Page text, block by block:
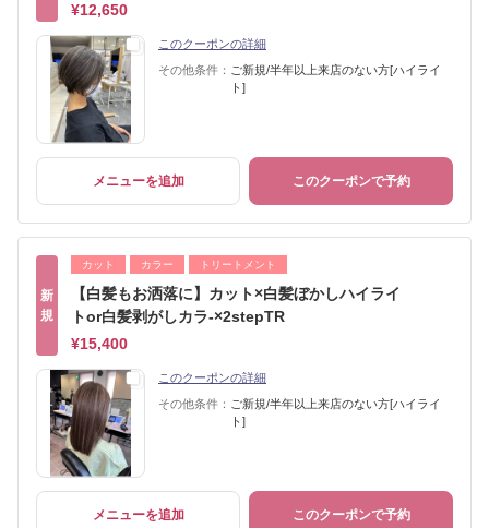
¥12,650
このクーポンの詳細
その他条件： ご新規/半年以上来店のない方[ハイライ
ト]
メニューを追加 このクーポンで予約
新
規
カット カラー トリートメント
【白髪もお洒落に】カット×白髪ぼかしハイライ
トor白髪剥がしカラ-×2stepTR
¥15,400
このクーポンの詳細
その他条件： ご新規/半年以上来店のない方[ハイライ
ト]
メニューを追加 このクーポンで予約